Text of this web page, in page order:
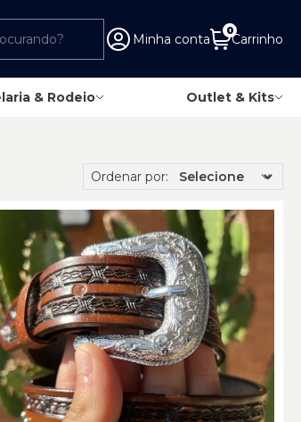
Minha conta
0
Carrinho
& Rodeio Outlet & Kits
Ordenar por: